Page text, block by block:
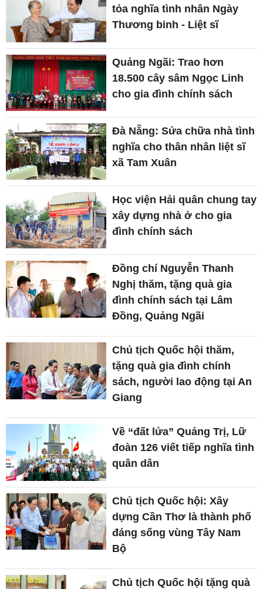
tỏa nghĩa tình nhân Ngày
Thương binh - Liệt sĩ
Quảng Ngãi: Trao hơn
18.500 cây sâm Ngọc Linh
cho gia đình chính sách
Đà Nẵng: Sửa chữa nhà tình
nghĩa cho thân nhân liệt sĩ
xã Tam Xuân
Học viện Hải quân chung tay
xây dựng nhà ở cho gia
đình chính sách
Đồng chí Nguyễn Thanh
Nghị thăm, tặng quà gia
đình chính sách tại Lâm
Đồng, Quảng Ngãi
Chủ tịch Quốc hội thăm,
tặng quà gia đình chính
sách, người lao động tại An
Giang
Về “đất lửa” Quảng Trị, Lữ
đoàn 126 viết tiếp nghĩa tình
quân dân
Chủ tịch Quốc hội: Xây
dựng Cần Thơ là thành phố
đáng sống vùng Tây Nam
Bộ
Chủ tịch Quốc hội tặng quà